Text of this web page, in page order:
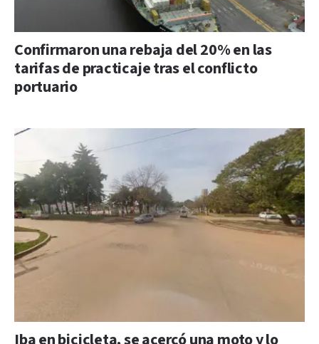
Confirmaron una rebaja del 20% en las
tarifas de practicaje tras el conflicto
portuario
Iba en bicicleta, se acercó una moto y lo